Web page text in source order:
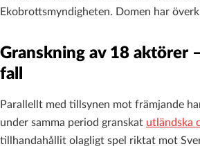
Ekobrottsmyndigheten. Domen har
Granskning av 18 aktörer
fall
Parallellt med tillsynen mot främjande
under samma period granskat utländska
tillhandahållit olagligt spel riktat mot